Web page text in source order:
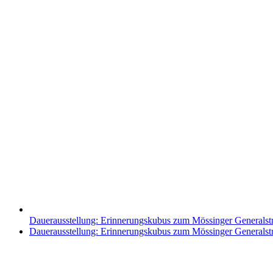
Dauerausstellung: Erinnerungskubus zum Mössinger
Nächster
Dauerausstellung: Erinnerungskubus zum Mössinger